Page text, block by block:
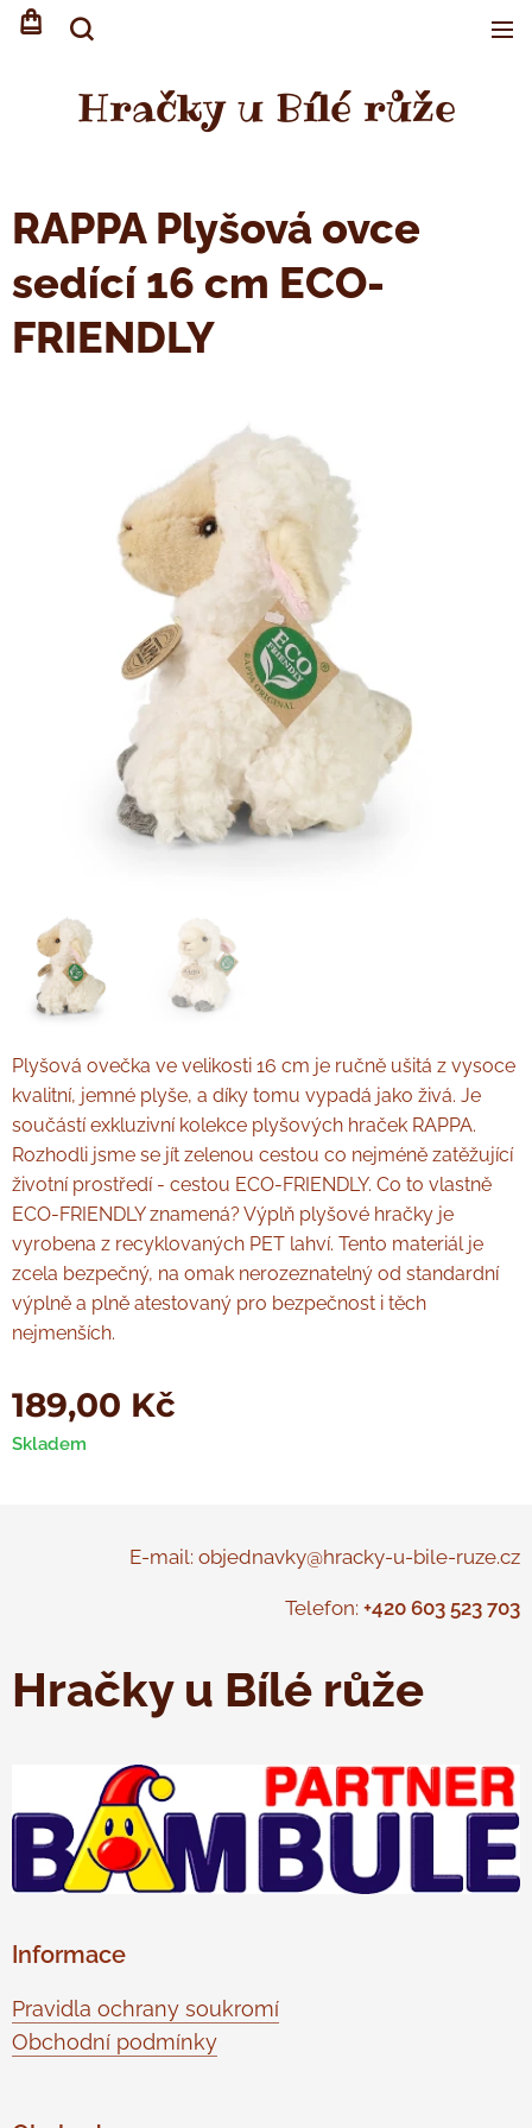
Hračky u Bílé růže
RAPPA Plyšová ovce
sedící 16 cm ECO-
FRIENDLY
Plyšová ovečka ve velikosti 16 cm je ručně ušitá z vysoce
kvalitní, jemné plyše, a díky tomu vypadá jako živá. Je
součástí exkluzivní kolekce plyšových hraček RAPPA.
Rozhodli jsme se jít zelenou cestou co nejméně zatěžující
životní prostředí - cestou ECO-FRIENDLY. Co to vlastně
ECO-FRIENDLY znamená? Výplň plyšové hračky je
vyrobena z recyklovaných PET lahví. Tento materiál je
zcela bezpečný, na omak nerozeznatelný od standardní
výplně a plně atestovaný pro bezpečnost i těch
nejmenších.
189,00 Kč
Skladem
E-mail: objednavky@hracky-u-bile-ruze.cz
Telefon: +420 603 523 703
Hračky u Bílé růže
Informace
Pravidla ochrany soukromí
Obchodní podmínky